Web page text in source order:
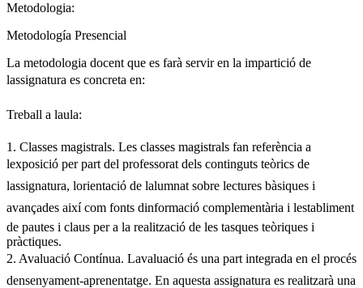
Metodologia:
Metodología Presencial
La metodologia docent que es farà servir en la impartició de
lassignatura es concreta en:
Treball a laula:
1. Classes magistrals. Les classes magistrals fan referència a
lexposició per part del professorat dels continguts teòrics de
lassignatura, lorientació de lalumnat sobre lectures bàsiques i
avançades així com fonts dinformació complementària i lestabliment
de pautes i claus per a la realització de les tasques teòriques i
pràctiques.
2. Avaluació Contínua. Lavaluació és una part integrada en el procés
densenyament-aprenentatge. En aquesta assignatura es realitzarà una